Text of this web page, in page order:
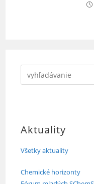
Aktuality
Všetky aktuality
Chemické horizonty